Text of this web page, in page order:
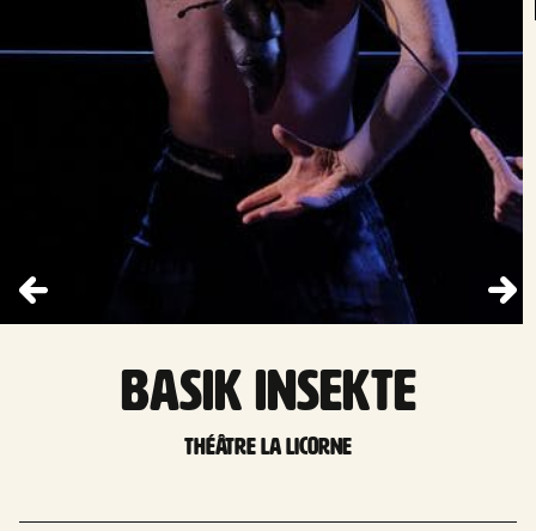
Basik insekte
Théâtre la licorne